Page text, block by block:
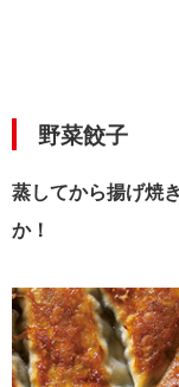
野菜餃子
蒸してから揚げ焼
か！